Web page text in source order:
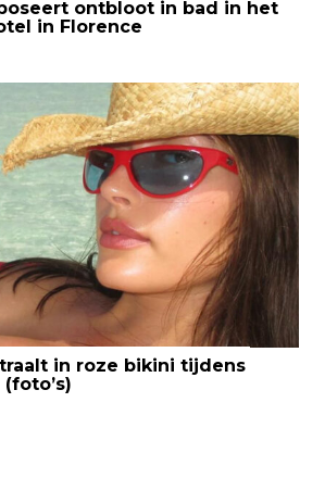
ontbloot in bad in het
in Florence
in roze bikini tijdens